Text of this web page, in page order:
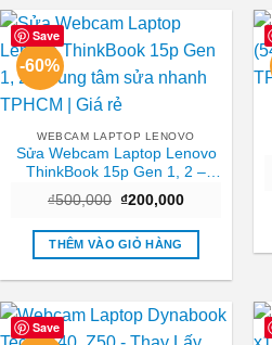
Save
-60%
WEBCAM LAPTOP LENOVO
Sửa Webcam Laptop Lenovo
ThinkBook 15p Gen 1, 2 –
| Giá rẻ
₫500,000 Giá
là:
₫500,000.
₫200,000Giá
tại
₫200,000.
THÊM VÀO GIỎ HÀNG
Save